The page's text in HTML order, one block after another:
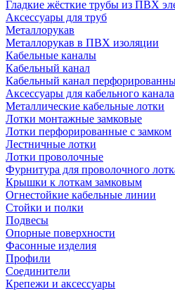
Гладкие жёсткие трубы из ПВХ
Аксессуары для труб
Металлорукав
Металлорукав в ПВХ изоляции
Кабельные каналы
Кабельный канал
Кабельный канал
Аксессуары для кабельного канала
Металлические кабельные лотки
Лотки монтажные замковые
Лотки перфорированные с замком
Лестничные лотки
Лотки проволочные
Фурнитура для проволочного
Крышки к лоткам замковым
Огнестойкие кабельные линии
Стойки и полки
Подвесы
Опорные поверхности
Фасонные изделия
Профили
Соединители
Крепежи и аксессуары